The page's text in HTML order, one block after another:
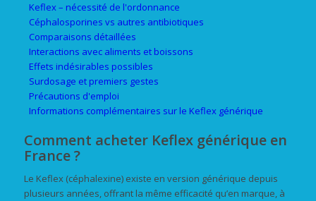
Keflex – nécessité de l'ordonnance
Céphalosporines vs autres antibiotiques
Comparaisons détaillées
Interactions avec aliments et boissons
Effets indésirables possibles
Surdosage et premiers gestes
Précautions d'emploi
Informations complémentaires sur le Keflex générique
Comment acheter Keflex générique en
France ?
Le Keflex (céphalexine) existe en version générique depuis
plusieurs années, offrant la même efficacité qu’en marque, à